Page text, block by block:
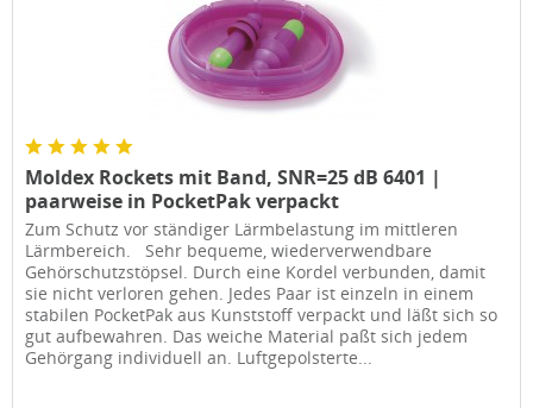
Moldex Rockets mit Band, SNR=25 dB 6401 |
paarweise in PocketPak verpackt
Zum Schutz vor ständiger Lärmbelastung im mittleren
Lärmbereich. Sehr bequeme, wiederverwendbare
Gehörschutzstöpsel. Durch eine Kordel verbunden, damit
sie nicht verloren gehen. Jedes Paar ist einzeln in einem
stabilen PocketPak aus Kunststoff verpackt und läßt sich so
gut aufbewahren. Das weiche Material paßt sich jedem
Gehörgang individuell an. Luftgepolsterte...